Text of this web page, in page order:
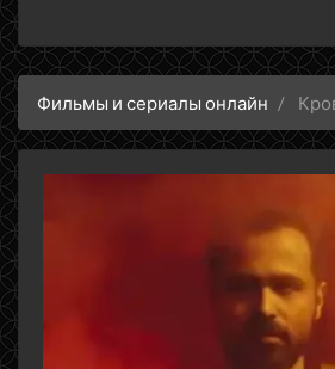
Фильмы и сериалы онлайн